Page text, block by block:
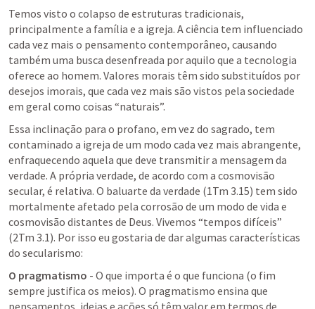
Temos visto o colapso de estruturas tradicionais,
principalmente a família e a igreja. A ciência tem influenciado
cada vez mais o pensamento contemporâneo, causando
também uma busca desenfreada por aquilo que a tecnologia
oferece ao homem. Valores morais têm sido substituídos por
desejos imorais, que cada vez mais são vistos pela sociedade
em geral como coisas “naturais”.
Essa inclinação para o profano, em vez do sagrado, tem
contaminado a igreja de um modo cada vez mais abrangente,
enfraquecendo aquela que deve transmitir a mensagem da
verdade. A própria verdade, de acordo com a cosmovisão
secular, é relativa. O baluarte da verdade (1Tm 3.15) tem sido
mortalmente afetado pela corrosão de um modo de vida e
cosmovisão distantes de Deus. Vivemos “tempos difíceis”
(2Tm 3.1). Por isso eu gostaria de dar algumas características
do secularismo:
O pragmatismo - O que importa é o que funciona (o fim
sempre justifica os meios). O pragmatismo ensina que
pensamentos, ideias e ações só têm valor em termos de